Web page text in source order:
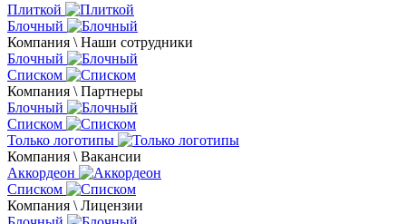
Плиткой
Блочный
Компания \ Наши сотрудники
Блочный
Списком
Компания \ Партнеры
Блочный
Списком
Только логотипы
Компания \ Вакансии
Аккордеон
Списком
Компания \ Лицензии